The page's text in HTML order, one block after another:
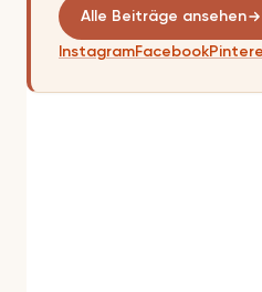
Alle Beiträge ansehen
InstagramFacebook